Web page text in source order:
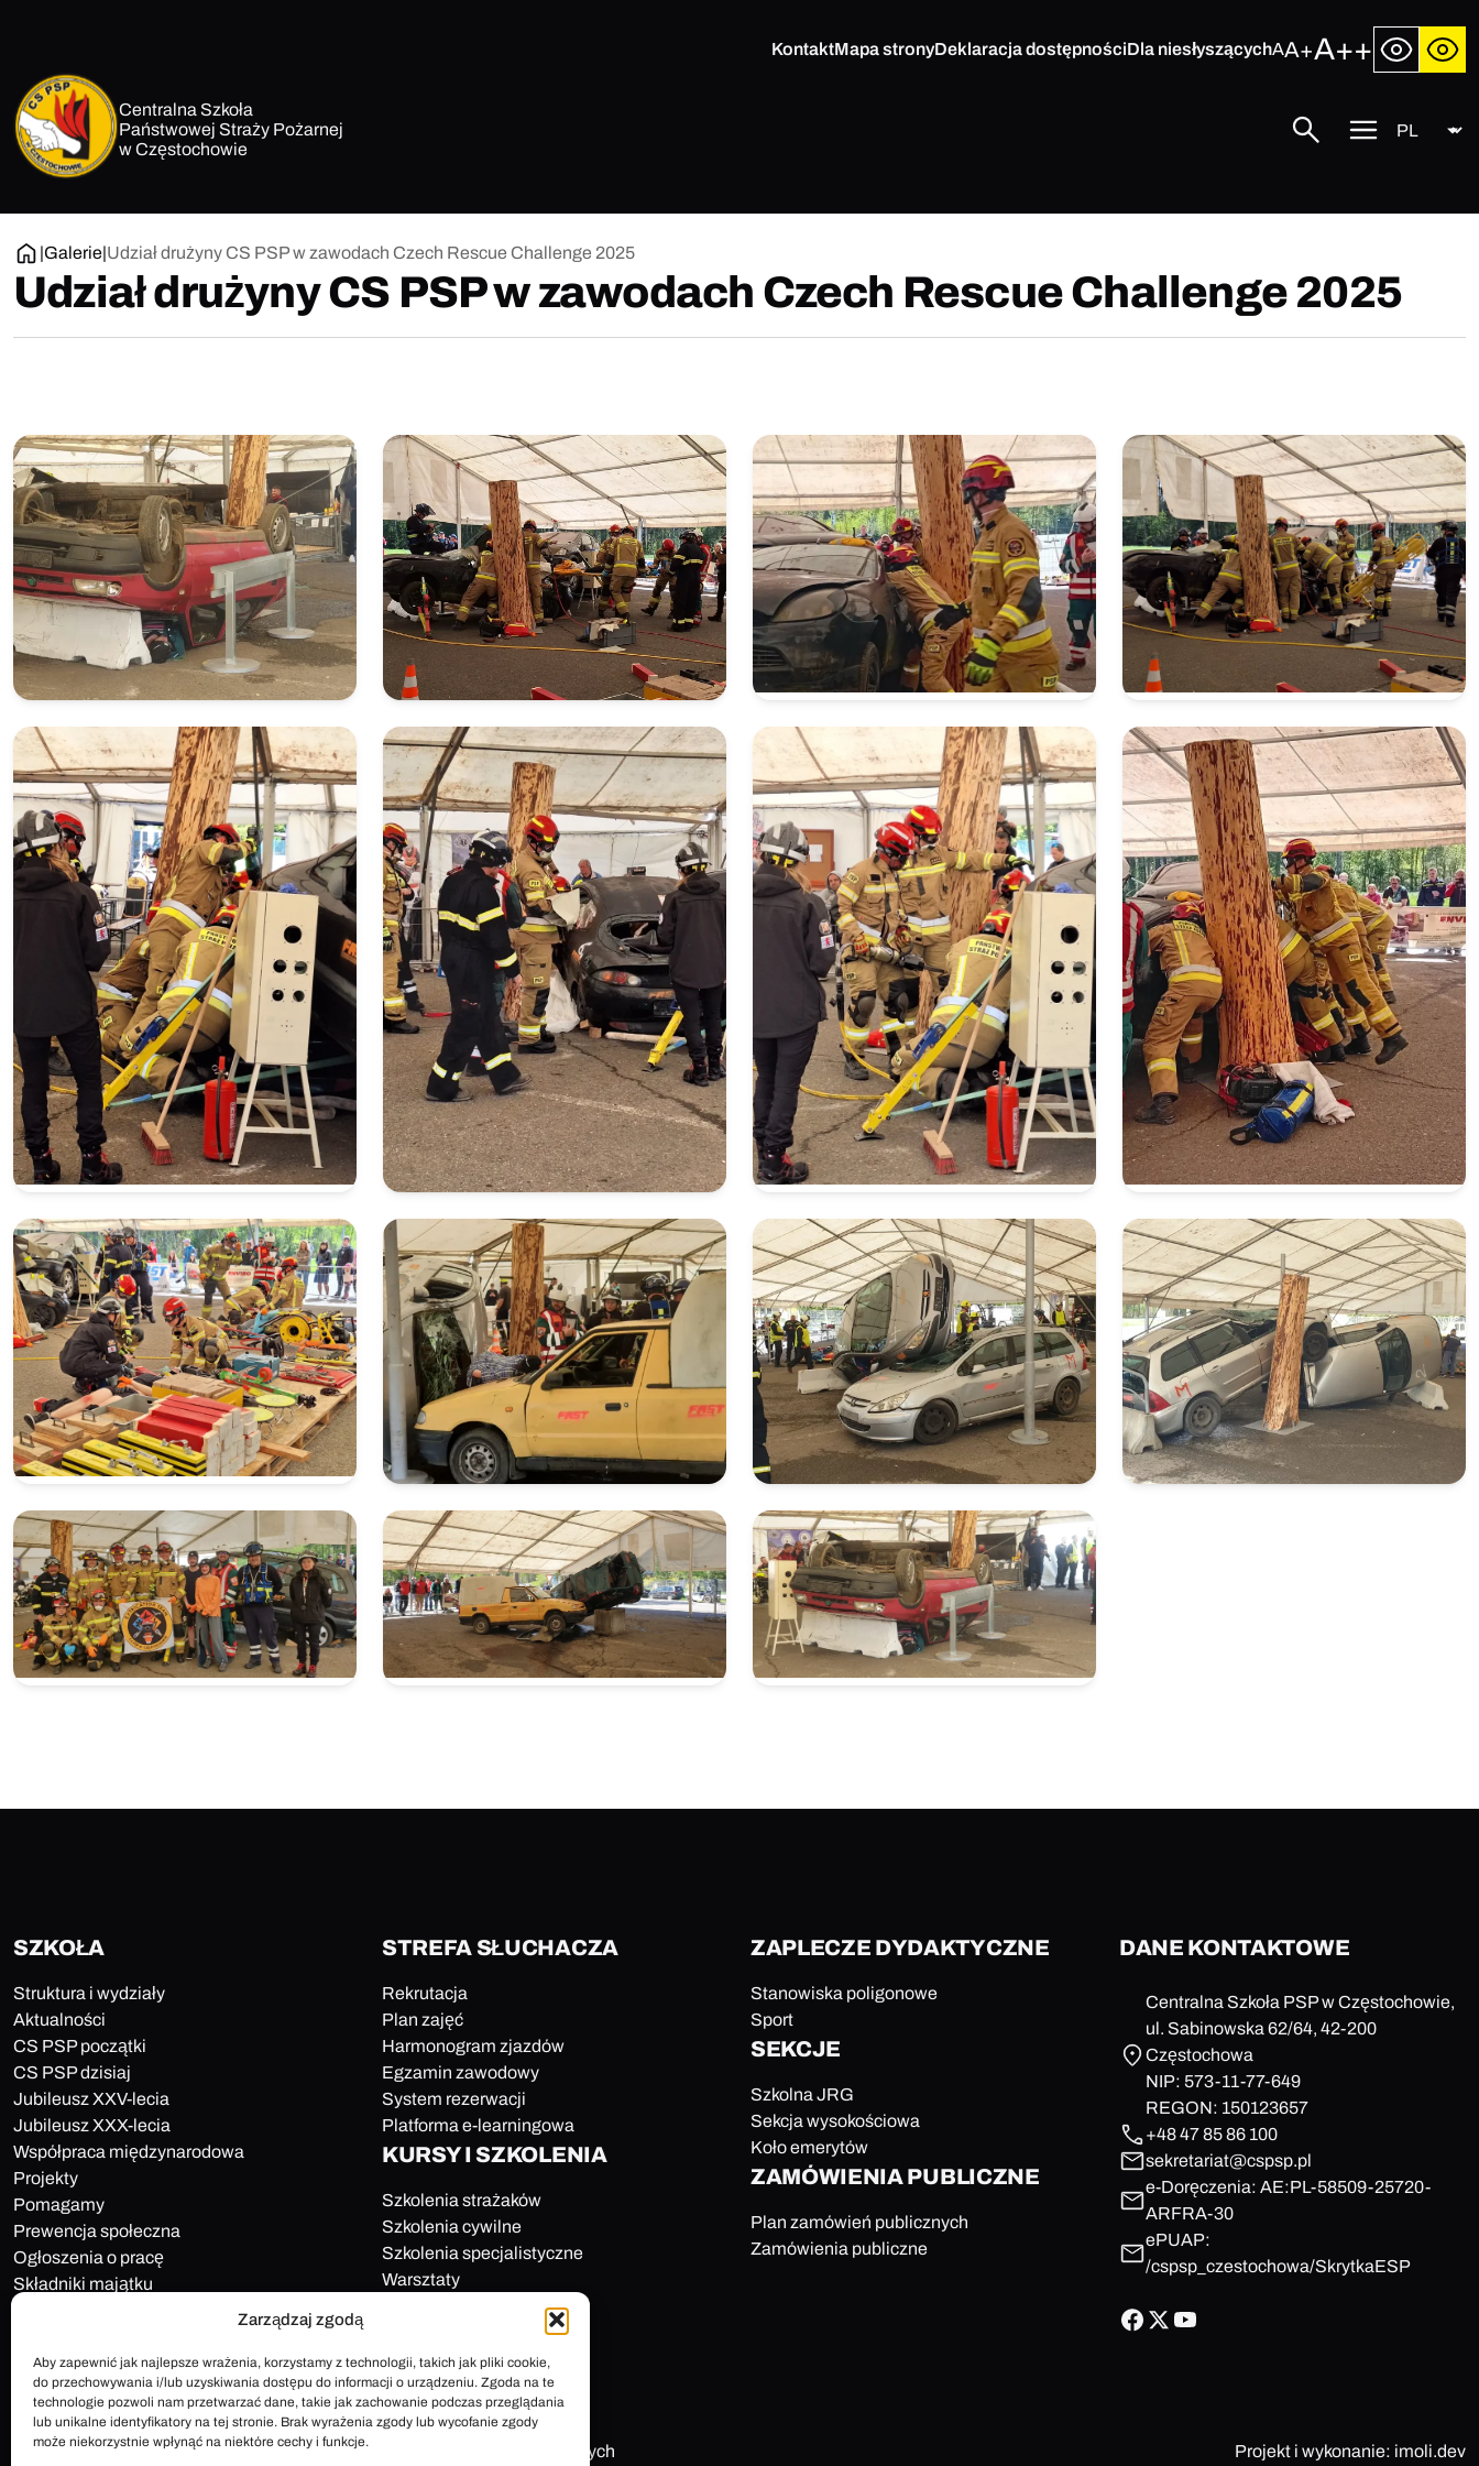
Zarządzaj zgodą
Aby zapewnić jak najlepsze wrażenia, korzystamy z technologii, takich jak pliki cookie,
do przechowywania i/lub uzyskiwania dostępu do informacji o urządzeniu. Zgoda na te
technologie pozwoli nam przetwarzać dane, takie jak zachowanie podczas przeglądania
lub unikalne identyfikatory na tej stronie. Brak wyrażenia zgody lub wycofanie zgody
może niekorzystnie wpłynąć na niektóre cechy i funkcje.
KontaktMapa stronyDeklaracja dostępnościDla niesłyszącychAA+A++
Centralna Szkoła
Państwowej Straży Pożarnej
w Częstochowie
SzukajPrzycisk
Język
|Galerie|Udział drużyny CS PSP w zawodach Czech Rescue Challenge 2025
Udział drużyny CS PSP w zawodach Czech Rescue Challenge 2025
SZKOŁA
Struktura i wydziały
Aktualności
CS PSP początki
CS PSP dzisiaj
Jubileusz XXV-lecia
Jubileusz XXX-lecia
Współpraca międzynarodowa
Projekty
Pomagamy
Prewencja społeczna
Ogłoszenia o pracę
Składniki majątku
STREFA SŁUCHACZA
Rekrutacja
Plan zajęć
Harmonogram zjazdów
Egzamin zawodowy
System rezerwacji
Platforma e-learningowa
KURSY I SZKOLENIA
Szkolenia strażaków
Szkolenia cywilne
Szkolenia specjalistyczne
Warsztaty
ZAPLECZE DYDAKTYCZNE
Stanowiska poligonowe
Sport
SEKCJE
Szkolna JRG
Sekcja wysokościowa
Koło emerytów
ZAMÓWIENIA PUBLICZNE
Plan zamówień publicznych
Zamówienia publiczne
DANE KONTAKTOWE
Centralna Szkoła PSP w Częstochowie,
ul. Sabinowska 62/64, 42-200
Częstochowa
NIP: 573-11-77-649
REGON: 150123657
+48 47 85 86 100
sekretariat@cspsp.pl
e-Doręczenia: AE:PL-58509-25720-
ARFRA-30
ePUAP:
/cspsp_czestochowa/SkrytkaESP
Polityka plików cookiesMapa stronyDeklaracja dostępności Dla niesłyszących Projekt i wykonanie: imoli.dev